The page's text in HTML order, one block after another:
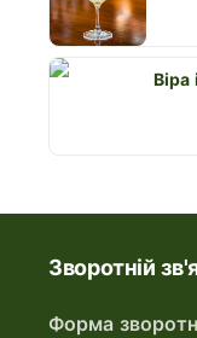
Зворотній
Форма